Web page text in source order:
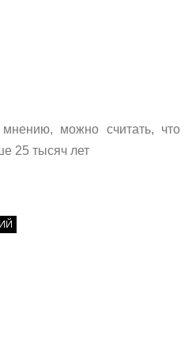
можно считать, что
25 тысяч лет